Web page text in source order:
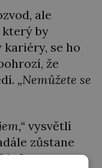
ale
který by
se ho
že
„Nemůžete se
vysvětlí
zůstane
je Lucy